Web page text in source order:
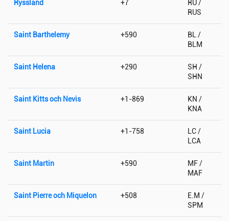
Ryssland +7
RU /
RUS
Saint Barthelemy +590
BL /
BLM
Saint Helena +290
SH /
SHN
Saint Kitts och Nevis +1-869
KN /
KNA
Saint Lucia +1-758
LC /
LCA
Saint Martin +590
MF /
MAF
Saint Pierre och Miquelon +508
E.M /
SPM